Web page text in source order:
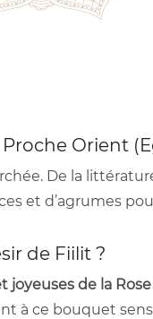
Orient
De la
et d’agrumes
de Fiilit ?
joyeuses de la
à ce bouquet